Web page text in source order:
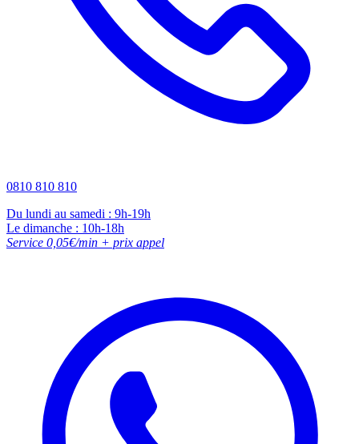
0810 810 810
Du lundi au samedi : 9h-19h
Le dimanche : 10h-18h
Service 0,05€/min + prix appel